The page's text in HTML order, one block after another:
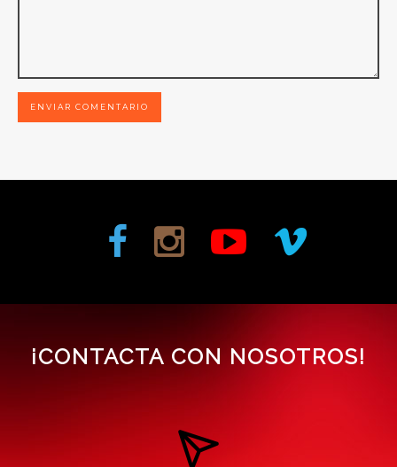
ENVIAR COMENTARIO
¡CONTACTA CON NOSOTROS!